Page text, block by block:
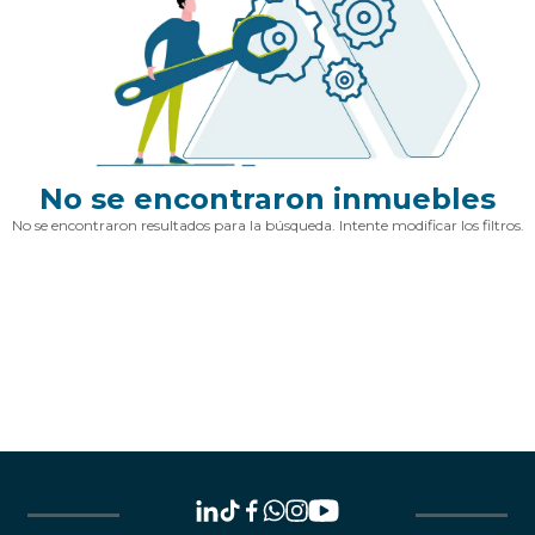
No se encontraron inmuebles
No se encontraron resultados para la búsqueda. Intente modificar los filtros.